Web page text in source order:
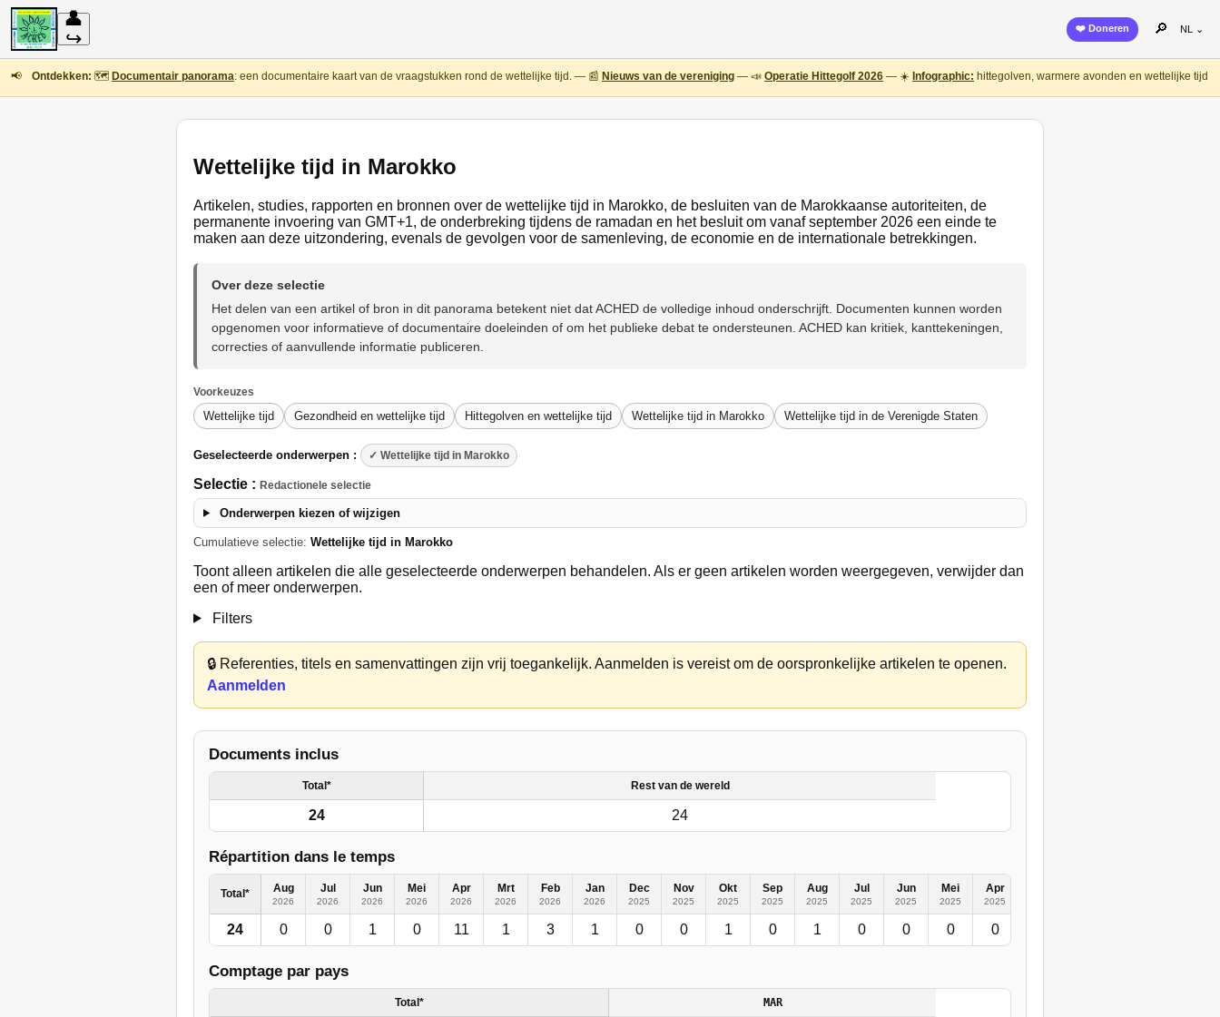
👤
↪
❤️ Doneren 🔎 NL ⌄
📢 Ontdekken: 🗺️ Documentair panorama: een documentaire kaart van de vraagstukken rond de wettelijke tijd. — 📰 Nieuws van de vereniging — 📣 Operatie Hittegolf 2026 — ☀️ Infographic: hittegolven, warmere avonden en wettelijke tijd
Wettelijke tijd in Marokko
Artikelen, studies, rapporten en bronnen over de wettelijke tijd in Marokko, de besluiten van de Marokkaanse autoriteiten, de
permanente invoering van GMT+1, de onderbreking tijdens de ramadan en het besluit om vanaf september 2026 een einde te
maken aan deze uitzondering, evenals de gevolgen voor de samenleving, de economie en de internationale betrekkingen.
Over deze selectie
Het delen van een artikel of bron in dit panorama betekent niet dat ACHED de volledige inhoud onderschrijft. Documenten kunnen worden
opgenomen voor informatieve of documentaire doeleinden of om het publieke debat te ondersteunen. ACHED kan kritiek, kanttekeningen,
correcties of aanvullende informatie publiceren.
Voorkeuzes
Wettelijke tijd Gezondheid en wettelijke tijd Hittegolven en wettelijke tijd Wettelijke tijd in Marokko Wettelijke tijd in de Verenigde Staten
Geselecteerde onderwerpen : ✓ Wettelijke tijd in Marokko
Selectie : Redactionele selectie
Onderwerpen kiezen of wijzigen
Cumulatieve selectie: Wettelijke tijd in Marokko
Toont alleen artikelen die alle geselecteerde onderwerpen behandelen. Als er geen artikelen worden weergegeven, verwijder dan
een of meer onderwerpen.
Filters
🔒 Referenties, titels en samenvattingen zijn vrij toegankelijk. Aanmelden is vereist om de oorspronkelijke artikelen te openen.
Aanmelden
Documents inclus
Total* Rest van de wereld
24 24
Répartition dans le temps
Total* Aug
2026
Jul
2026
Jun
2026
Mei
2026
Apr
2026
Mrt
2026
Feb
2026
Jan
2026
Dec
2025
Nov
2025
Okt
2025
Sep
2025
Aug
2025
Jul
2025
Jun
2025
Mei
2025
Apr
2025
24 0 0 1 0 11 1 3 1 0 0 1 0 1 0 0 0 0
Comptage par pays
Total* MAR